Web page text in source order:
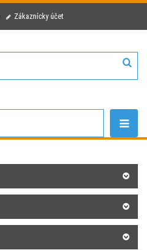
Zákaznícky účet